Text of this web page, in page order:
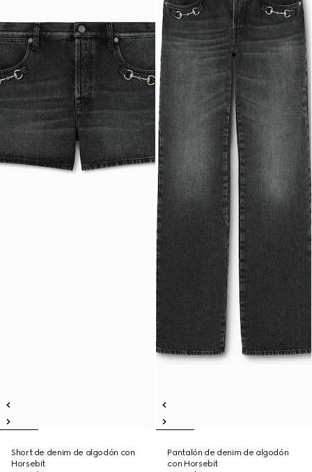
Short de denim de algodón con
Horsebit
Pantalón de denim de algodón
con Horsebit